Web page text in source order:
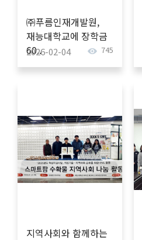
㈜푸름인재개발원,
재능대학교에 장학금
60..
2026-02-04 745
지역사회와 함께하는